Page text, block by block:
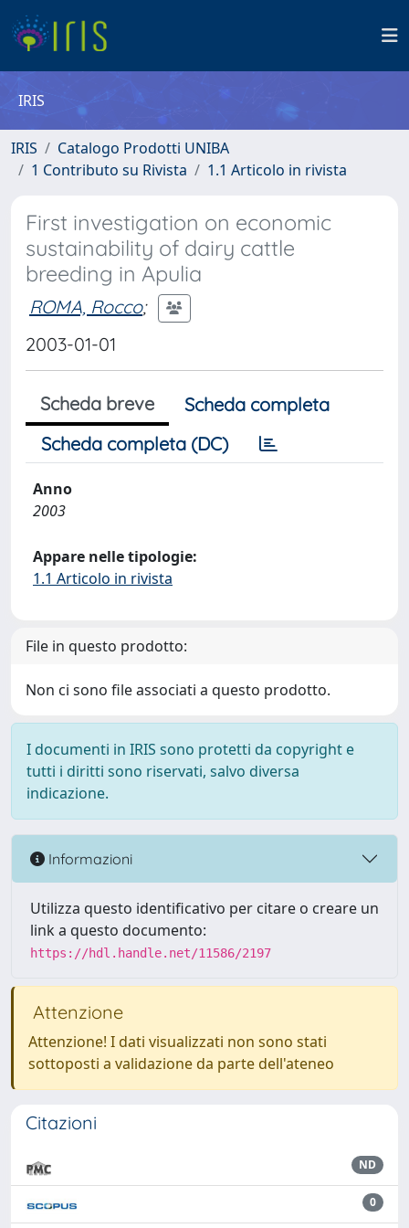
IRIS
IRIS
Catalogo Prodotti UNIBA
1 Contributo su Rivista
1.1 Articolo in rivista
First investigation on economic
sustainability of dairy cattle
breeding in Apulia
ROMA, Rocco;
2003-01-01
Scheda breve
Scheda completa
Scheda completa (DC)
Anno
2003
Appare nelle tipologie:
1.1 Articolo in rivista
File in questo prodotto:
Non ci sono file associati a questo prodotto.
I documenti in IRIS sono protetti da copyright e
tutti i diritti sono riservati, salvo diversa
indicazione.
Informazioni
Utilizza questo identificativo per citare o creare un
link a questo documento:
https://hdl.handle.net/11586/2197
Attenzione
Attenzione! I dati visualizzati non sono stati
sottoposti a validazione da parte dell'ateneo
Citazioni
ND
0